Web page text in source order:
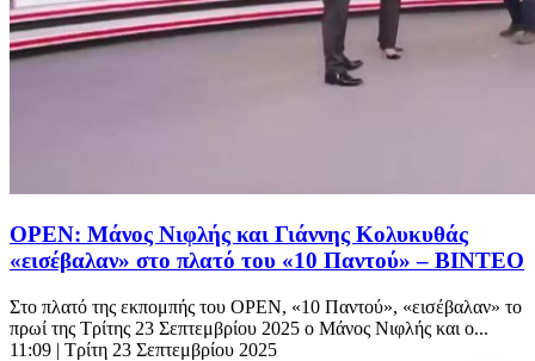
OPEN: Μάνος Νιφλής και Γιάννης Κολυκυθάς
«εισέβαλαν» στο πλατό του «10 Παντού» – ΒΙΝΤΕΟ
Στο πλατό της εκπομπής του OPEN, «10 Παντού», «εισέβαλαν» το
πρωί της Τρίτης 23 Σεπτεμβρίου 2025 ο Μάνος Νιφλής και ο...
11:09 | Τρίτη 23 Σεπτεμβρίου 2025